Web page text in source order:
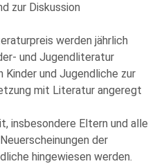
zur Diskussion
werden jährlich
und Jugendliteratur
Kinder und Jugendliche zur
mit Literatur angeregt
insbesondere Eltern und alle
der
hingewiesen werden.